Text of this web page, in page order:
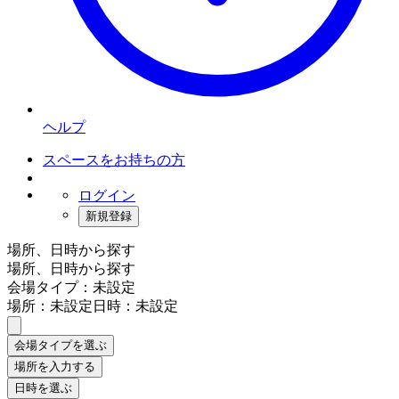
ヘルプ
スペースをお持ちの方
ログイン
新規登録
場所、日時から探す
場所、日時から探す
会場タイプ：未設定
場所：未設定日時：未設定
会場タイプを選ぶ
場所を入力する
日時を選ぶ